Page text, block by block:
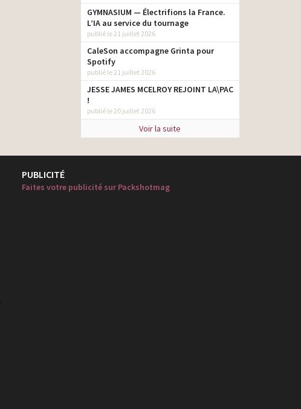
GYMNASIUM — Électrifions la France.
L’IA au service du tournage
publié le 21 juillet 2026
CaleSon accompagne Grinta pour
Spotify
publié le 21 juillet 2026
JESSE JAMES MCELROY REJOINT LA\PAC
!
publié le 20 juillet 2026
Voir la suite
PUBLICITÉ
Faites votre publicité sur Packshotmag